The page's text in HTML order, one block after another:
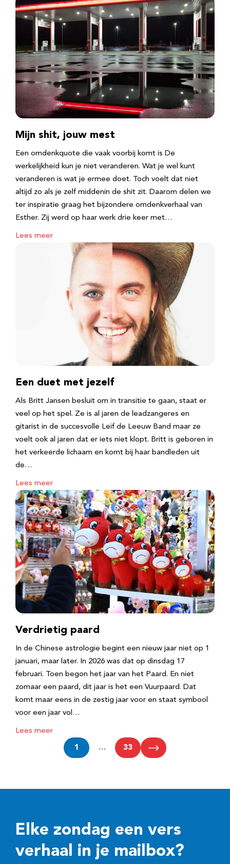
Mijn shit, jouw mest
Een omdenkquote die vaak voorbij komt is De
werkelijkheid kun je niet veranderen. Wat je wel kunt
veranderen is wat je ermee doet. Toch voelt dat niet
altijd zo als je zelf middenin de shit zit. Daarom delen we
ter inspiratie graag het bijzondere omdenkverhaal van
Esther. Zij werd op haar werk drie keer met…
Lees meer
Een duet met jezelf
Als Britt Jansen besluit om in transitie te gaan, staat er
veel op het spel. Ze is al jaren de leadzangeres en
gitarist in de succesvolle Leif de Leeuw Band maar ze
voelt ook al jaren dat er iets niet klopt. Britt is geboren in
het verkeerde lichaam en komt bij haar bandleden uit
de…
Lees meer
Verdrietig paard
In de Chinese astrologie begint een nieuw jaar niet op 1
januari, maar later. In 2026 was dat op dinsdag 17
februari. Toen begon het jaar van het Paard. En niet
zomaar een paard, dit jaar is het een Vuurpaard. Dat
komt maar eens in de zestig jaar voor en staat symbool
voor een jaar vol…
Lees meer
1 … 33
Elke zondag een vers
verhaal in je mailbox?